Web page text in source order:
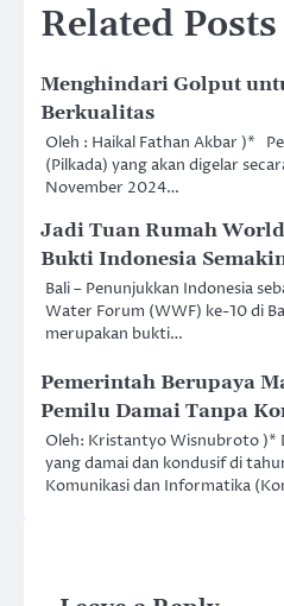
Related Posts
Menghindari Golput
Berkualitas
Oleh : Haikal Fathan Akbar )*
(Pilkada) yang akan digelar
November 2024…
Jadi Tuan Rumah
Bukti Indonesia
Bali – Penunjukkan Indonesia
Water Forum (WWF) ke-10 di
merupakan bukti…
Pemerintah Berupaya
Pemilu Damai Tanpa
Oleh: Kristantyo Wisnubroto )*
yang damai dan kondusif di
Komunikasi dan Informatika